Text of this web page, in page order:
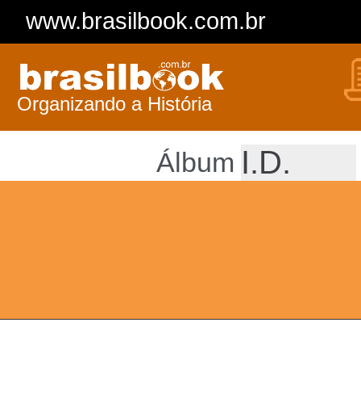
www.brasilbook.com.br
Organizando a História
Álbum